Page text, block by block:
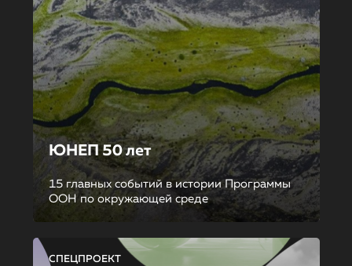
ЮНЕП 50 лет
15 главных событий в истории Программы
ООН по окружающей среде
СПЕЦПРОЕКТ